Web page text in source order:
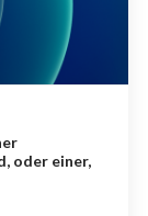
oder einer,